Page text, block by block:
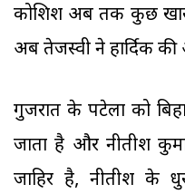
कोशिशें अब तक कुछ खास
अब तेजस्वी ने हार्दिक
गुजरात के पटेलों को
जाता है और नीतीश
जाहिर है, नीतीश के